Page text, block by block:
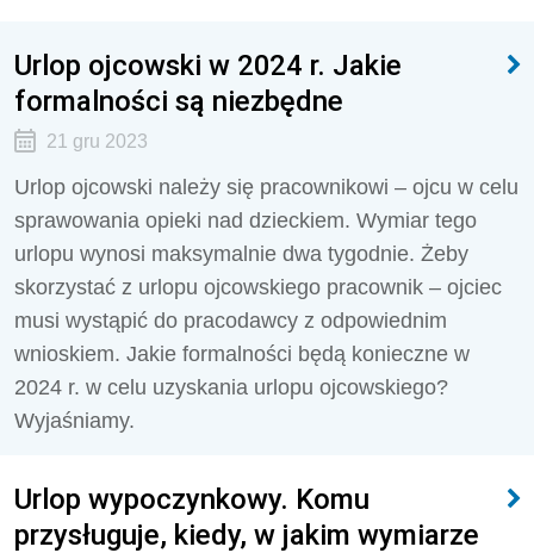
Urlop ojcowski w 2024 r. Jakie
formalności są niezbędne
21 gru 2023
Urlop ojcowski należy się pracownikowi – ojcu w celu
sprawowania opieki nad dzieckiem. Wymiar tego
urlopu wynosi maksymalnie dwa tygodnie. Żeby
skorzystać z urlopu ojcowskiego pracownik – ojciec
musi wystąpić do pracodawcy z odpowiednim
wnioskiem. Jakie formalności będą konieczne w
2024 r. w celu uzyskania urlopu ojcowskiego?
Wyjaśniamy.
Urlop wypoczynkowy. Komu
przysługuje, kiedy, w jakim wymiarze